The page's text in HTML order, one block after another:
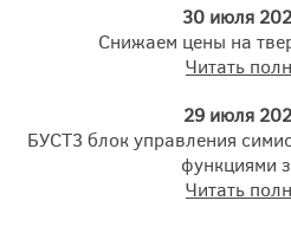
30 июля
Снижаем цены на
Читать
29 июля
БУСТ3 блок управления
функциями
Читать